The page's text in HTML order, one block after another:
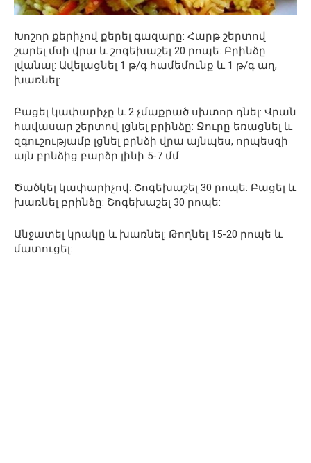
Խոշոր քերիչով քերել գազարը: Հարթ շերտով
շարել մսի վրա և շոգեխաշել 20 րոպե: Բրինձը
լվանալ: Ավելացնել 1 թ/գ համեմունք և 1 թ/գ աղ,
խառնել:
Բացել կափարիչը և 2 չմաքրած սխտոր դնել: Վրան
հավասար շերտով լցնել բրինձը: Ջուրը եռացնել և
զգուշությամբ լցնել բրնձի վրա այնպես, որպեսզի
այն բրնձից բարձր լինի 5-7 մմ:
Ծածկել կափարիչով: Շոգեխաշել 30 րոպե: Բացել և
խառնել բրինձը: Շոգեխաշել 30 րոպե:
Անջատել կրակը և խառնել: Թողնել 15-20 րոպե և
մատուցել: